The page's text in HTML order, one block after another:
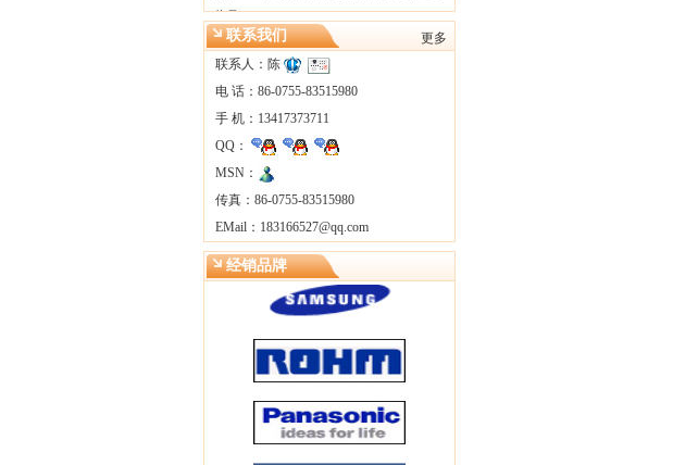
营品…
联系我们
更多
联系人：陈
电 话：86-0755-83515980
手 机：13417373711
QQ：
MSN：
传真：86-0755-83515980
EMail： 183166527@qq.com
经销品牌